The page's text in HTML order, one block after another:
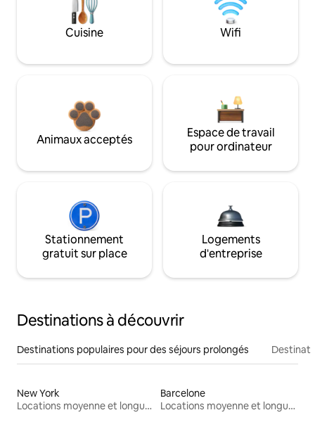
Cuisine Wifi
Animaux acceptés
Espace de travail
pour ordinateur
Stationnement
gratuit sur place
Logements
d'entreprise
Destinations à découvrir
Destinations populaires pour des séjours prolongés
New York
Locations moyenne et longue durée
Barcelone
Locations moyenne et longue durée